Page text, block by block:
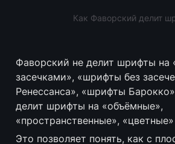
Как Фаворский делит
Фаворский не делит шрифты на
засечками», «шрифты без
Ренессанса», «шрифты
делит шрифты на «объёмные»,
«пространственные»,
Это позволяет понять, как с